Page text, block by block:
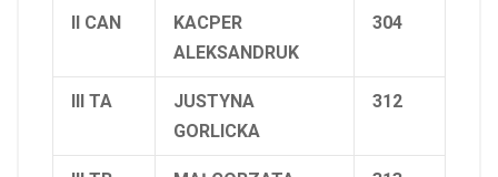
II CAN
KACPER
ALEKSANDRUK
304
III TA
JUSTYNA
GORLICKA
312